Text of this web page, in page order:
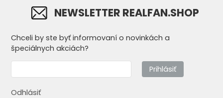
NEWSLETTER REALFAN.SHOP
Chceli by ste byť informovaní o novinkách a
špeciálnych akciách?
Prihlásiť
Odhlásiť